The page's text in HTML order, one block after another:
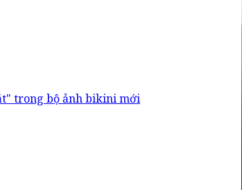
trong bộ ảnh bikini mới